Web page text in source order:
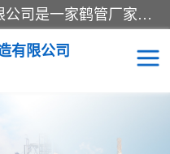
连云港众邦石化设备制造有限公司是一家鹤管厂家主营：鹤管、装车鹤管等，是致力于石油、石化等流体装卸设备(主要产品如鹤管、输油臂、脱缆钩等)的咨询、设计、制造、检测、安装指导、系统调试、维修维护等业务的公司。
有限公司
顶部装卸鹤管